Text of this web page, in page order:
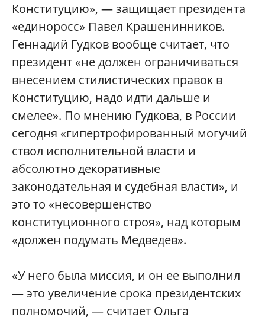
Конституцию», — защищает президента
«единоросс» Павел Крашенинников.
Геннадий Гудков вообще считает, что
президент «не должен ограничиваться
внесением стилистических правок в
Конституцию, надо идти дальше и
смелее». По мнению Гудкова, в России
сегодня «гипертрофированный могучий
ствол исполнительной власти и
абсолютно декоративные
законодательная и судебная власти», и
это то «несовершенство
конституционного строя», над которым
«должен подумать Медведев».
«У него была миссия, и он ее выполнил
— это увеличение срока президентских
полномочий, — считает Ольга